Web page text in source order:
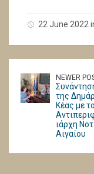
22 June 2022
NEWER
της
Κέας με
ιάρχη
Αιγαίου